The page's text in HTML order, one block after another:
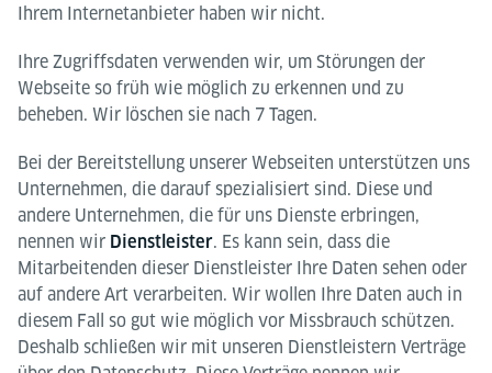
Ihrem Internetanbieter haben wir nicht.
Ihre Zugriffsdaten verwenden wir, um Störungen der
Webseite so früh wie möglich zu erkennen und zu
beheben. Wir löschen sie nach 7 Tagen.
Bei der Bereitstellung unserer Webseiten unterstützen uns
Unternehmen, die darauf spezialisiert sind. Diese und
andere Unternehmen, die für uns Dienste erbringen,
nennen wir Dienstleister. Es kann sein, dass die
Mitarbeitenden dieser Dienstleister Ihre Daten sehen oder
auf andere Art verarbeiten. Wir wollen Ihre Daten auch in
diesem Fall so gut wie möglich vor Missbrauch schützen.
Deshalb schließen wir mit unseren Dienstleistern Verträge